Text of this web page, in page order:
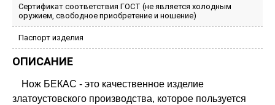
Сертификат соответствия ГОСТ (не является холодным
оружием, свободное приобретение и ношение)
Паспорт изделия
ОПИСАНИЕ
Нож БЕКАС - это качественное изделие
златоустовского производства, которое пользуется